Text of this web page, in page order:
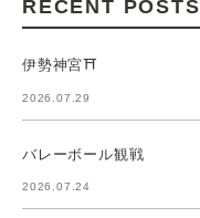
RECENT POSTS
伊勢神宮⛩️
2026.07.29
バレーボール観戦
2026.07.24